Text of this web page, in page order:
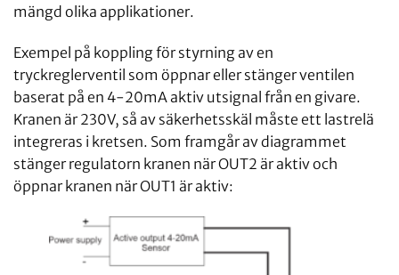
mängd olika applikationer.
Exempel på koppling för styrning av en
tryckreglerventil som öppnar eller stänger ventilen
baserat på en 4-20mA aktiv utsignal från en givare.
Kranen är 230V, så av säkerhetsskäl måste ett lastrelä
integreras i kretsen. Som framgår av diagrammet
stänger regulatorn kranen när OUT2 är aktiv och
öppnar kranen när OUT1 är aktiv: